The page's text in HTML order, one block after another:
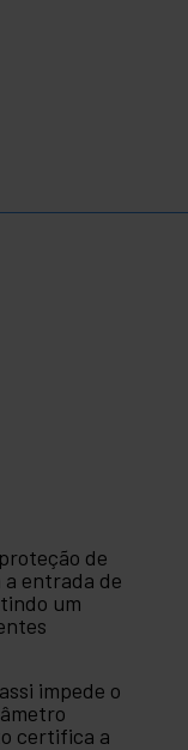
de
entrada de
um
impede o
certifica a